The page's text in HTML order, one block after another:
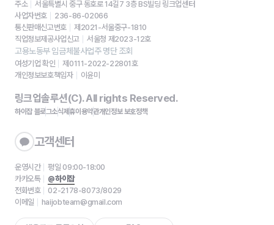
주소
서울특별시 중구 동호로 14길7 3층 BS빌딩 링크업센터
사업자번호
236-86-02066
통신판매신고번호
제2021-서울중구-1810
직업정보제공사업신고
서울청 제2023-12호
고용노동부 임금체불사업주 명단 조회
여성기업 확인
제0111-2022-22801호
개인정보보호책임자
이윤미
링크업솔루션(C). All rights Reserved.
하이잡 블로그소식제휴이용약관개인정보 보호정책
고객센터
운영시간
평일 09:00-18:00
카카오톡
@하이잡
전화번호
02-2178-8073/8029
이메일
haijobteam@gmail.com